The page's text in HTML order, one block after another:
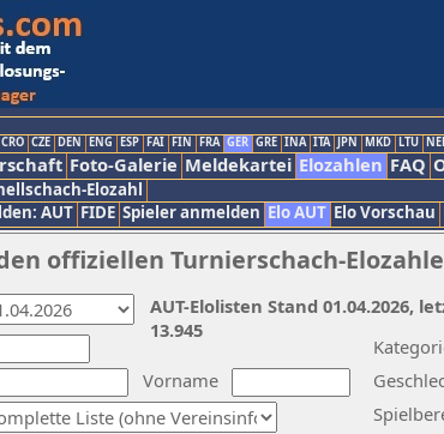
CRO CZE DEN ENG ESP FAI FIN FRA GER GRE INA ITA JPN MKD LTU
Foto-Galerie Meldekartei Elozahlen FAQ
Elozahl
AUT FIDE Spieler anmelden Elo AUT Elo Vorschau
offiziellen Turnierschach-
Vorname
AUT-Elolisten Stand 01.04.2026,
13.945